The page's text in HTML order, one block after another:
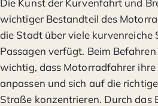
Die Kunst der Kurvenfahrt und
wichtiger Bestandteil des
die Stadt über viele kurvenreiche
Passagen verfügt. Beim
wichtig, dass Motorradfahrer
anpassen und sich auf die
Straße konzentrieren. Durch das